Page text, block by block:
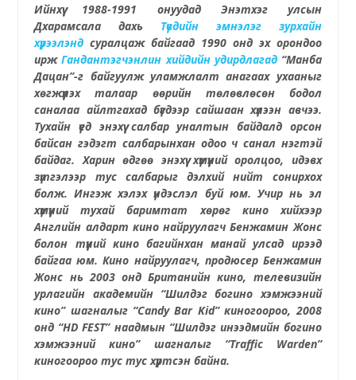
Ийнхүү 1988-1991 онуудад Энэтхэг улсын
Дхарамсала дахь
Түвдийн эмнэлэг зурхайн
хүрээлэнд суралцаж байгаад 1990 онд эх орондоо
ирж Гандантэгчэнлин хийдийн удирдлагад “Манба
Дацан”-г байгуулж уламжлалт анагаах ухааныг
хөгжүүлэх талаар өөрийн төлөвлөсөн бодол
саналаа айлтгахад бүгдээр сайшаан хүлээн авчээ.
Тухайн үед энэхүү салбар уналтын байдалд орсон
байсан гэдэгт салбарынхан одоо ч санал нэгтэй
байдаг. Харин өдгөө энэхүү хүмүүний оролцоо, идэвх
зүтгэлээр тус салбарыг дэлхий нийт сонирхох
болж. Ингэж хэлэх үндэслэл буй юм. Учир нь эл
хүмүүний тухай баримтат хөрөг кино хийхээр
Английн алдарт кино найруулагч Бенжамин Жонс
болон түүний кино багийнханманай улсад ирээд
байгаа юм.Кино найруулагч, продюсер Бенжамин
Жонс нь 2003 онд Британийн кино, телевизийн
урлагийн академийн “Шилдэг богино хэмжээний
кино” шагналыг “Candy Bar Kid” киногоороо, 2008
онд “HD FEST” наадмын “Шилдэг инээдмийн богино
хэмжээний кино” шагналыг “Traffic Warden”
киногоороо тус тус хүртсэн байна.